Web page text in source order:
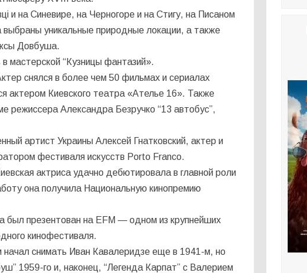
и на Синевире, на Черногоре и на Стигу, на Писаном
уникальные природные локации, а также
Довбуша.
мастерской “Кузницы фантазий».
снялся в более чем 50 фильмах и сериалах
актером Киевского театра «Ателье 16». Также
режиссера Александра Безручко “13 автобус”,
артист Украины Алексей Гнатковский, актер и
фестиваля искусств Porto Franco.
актриса удачно дебютировала в главной роли
она получила Национальную кинопремию
был презентован на EFM — одном из крупнейших
кинофестиваля.
снимать Иван Кавалеридзе еще в 1941-м, но
1959-го и, наконец, “Легенда Карпат” с Валерием